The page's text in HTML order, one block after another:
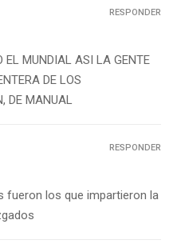
EL MUNDIAL ASI LA GENTE
DE LOS
DE MANUAL
RESPONDER
fueron los que impartieron la
RESPONDER